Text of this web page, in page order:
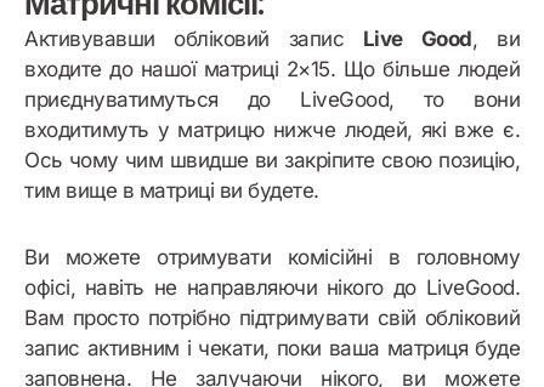
Активувавши обліковий запис Live Good, ви
входите до нашої матриці 2×15. Що більше людей
приєднуватимуться до LiveGood, то вони
входитимуть у матрицю нижче людей, які вже є.
Ось чому чим швидше ви закріпите свою позицію,
тим вище в матриці ви будете.
Ви можете отримувати комісійні в головному
офісі, навіть не направляючи нікого до LiveGood.
Вам просто потрібно підтримувати свій обліковий
запис активним і чекати, поки ваша матриця буде
заповнена. Не залучаючи нікого, ви можете